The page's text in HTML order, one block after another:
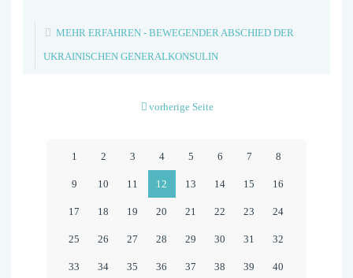
MEHR ERFAHREN- BEWEGENDER ABSCHIED DER
UKRAINISCHEN GENERALKONSULIN
vorherige Seite
1 2 3 4 5 6 7 8
9 10 11 12 13 14 15 16
17 18 19 20 21 22 23 24
25 26 27 28 29 30 31 32
33 34 35 36 37 38 39 40